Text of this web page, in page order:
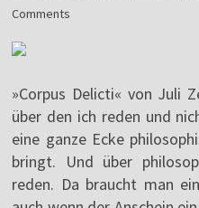
Comments
»Corpus Delicti« von Juli
über den ich reden und
eine ganze Ecke
bringt. Und über
reden. Da braucht man